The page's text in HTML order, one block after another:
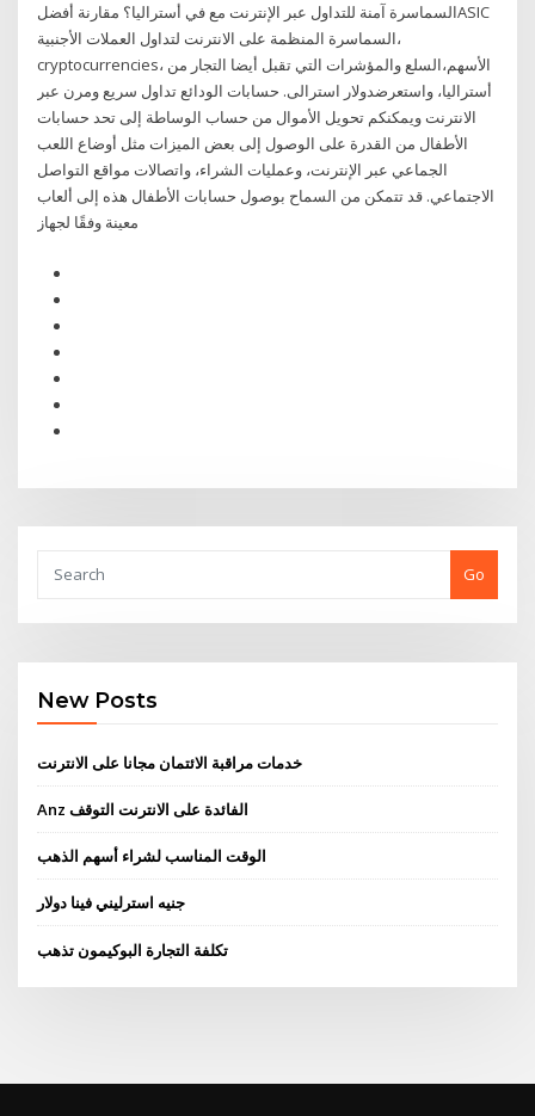
السماسرة آمنة للتداول عبر الإنترنت مع في أستراليا؟ مقارنة أفضلASIC
السماسرة المنظمة على الانترنت لتداول العملات الأجنبية،
cryptocurrencies، الأسهم،السلع والمؤشرات التي تقبل أيضا التجار من
أستراليا، واستعرضدولار استرالى. حسابات الودائع تداول سريع ومرن عبر
الانترنت ويمكنكم تحويل الأموال من حساب الوساطة إلى تحد حسابات
الأطفال من القدرة على الوصول إلى بعض الميزات مثل أوضاع اللعب
الجماعي عبر الإنترنت، وعمليات الشراء، واتصالات مواقع التواصل
الاجتماعي. قد تتمكن من السماح بوصول حسابات الأطفال هذه إلى ألعاب
معينة وفقًا لجهاز
Go
New Posts
خدمات مراقبة الائتمان مجانا على الانترنت
Anz الفائدة على الانترنت التوقف
الوقت المناسب لشراء أسهم الذهب
جنيه استرليني فينا دولار
تكلفة التجارة البوكيمون تذهب